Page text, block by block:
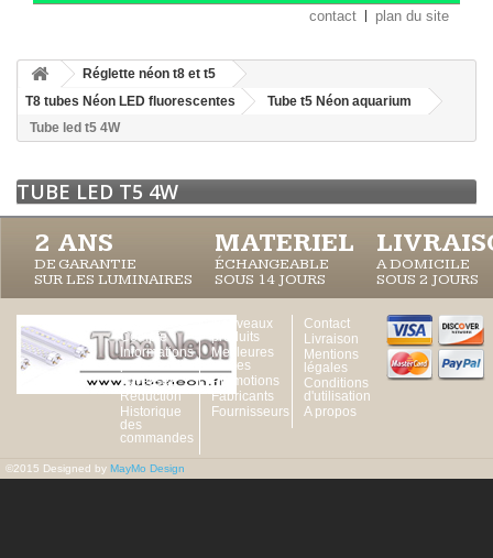
contact plan du site
Réglette néon t8 et t5
T8 tubes Néon LED fluorescentes
Tube t5 Néon aquarium
Tube led t5 4W
TUBE LED T5 4W
2 ANS
DE GARANTIE
SUR LES LUMINAIRES
MATERIEL
ÉCHANGEABLE
SOUS 14 JOURS
A DOMICILE
SOUS 2 JOURS
Compte
Informations
personnelles
Adresses
Réduction
Historique
des
commandes
Nouveaux
produits
Meilleures
ventes
Promotions
Fabricants
Fournisseurs
Contact
Livraison
Mentions
légales
Conditions
d'utilisation
A propos
©2015 Designed by MayMo Design